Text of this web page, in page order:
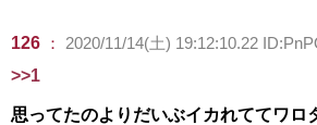
126 ：
2020/11/14(土) 19:12:10.22
>>1
思ってたのよりだいぶイカれててワロ